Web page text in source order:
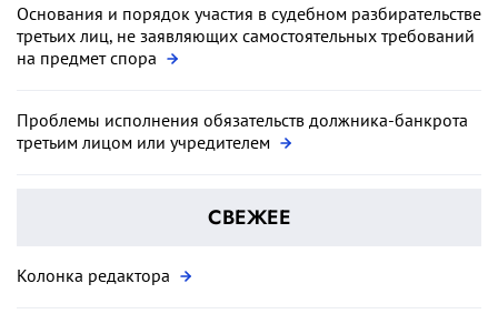
Основания и порядок участия в судебном разбирательстве
третьих лиц, не заявляющих самостоятельных требований
на предмет спора
Проблемы исполнения обязательств должника-банкрота
третьим лицом или учредителем
СВЕЖЕЕ
Колонка редактора